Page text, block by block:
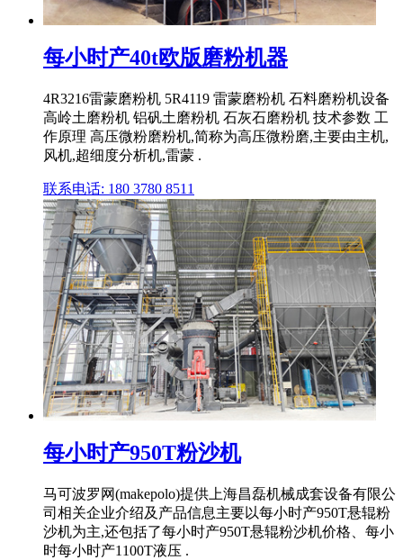
每小时产40t欧版磨粉机器
4R3216雷蒙磨粉机 5R4119 雷蒙磨粉机 石料磨粉机设备
高岭土磨粉机 铝矾土磨粉机 石灰石磨粉机 技术参数 工
作原理 高压微粉磨粉机,简称为高压微粉磨,主要由主机,
风机,超细度分析机,雷蒙 .
联系电话: 180 3780 8511
每小时产950T粉沙机
马可波罗网(makepolo)提供上海昌磊机械成套设备有限公
司相关企业介绍及产品信息主要以每小时产950T悬辊粉
沙机为主,还包括了每小时产950T悬辊粉沙机价格、每小
时每小时产1100T液压 .